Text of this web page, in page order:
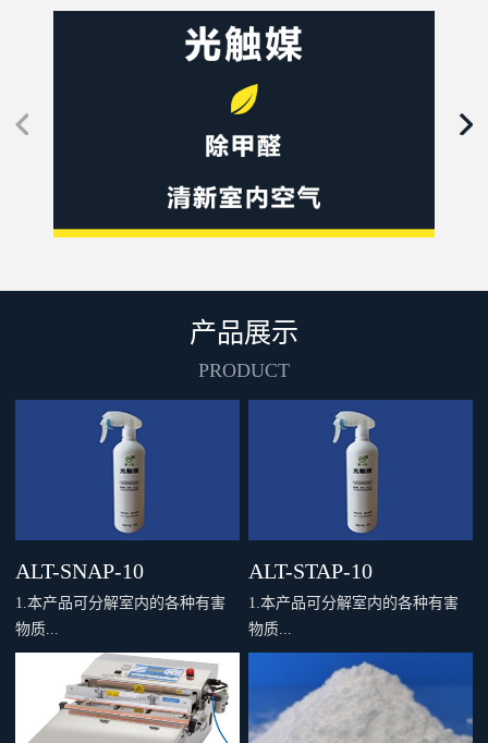
产品展示
PRODUCT
ALT-SNAP-10
1.本产品可分解室内的各种有害
物质...
，例如甲醛、VOC等，并具有除
臭杀菌的效果。2.利用二氧化钛
ALT-STAP-10
1.本产品可分解室内的各种有害
物质...
，例如甲醛、VOC等，并具有除
臭杀菌的效果。2.利用二氧化钛